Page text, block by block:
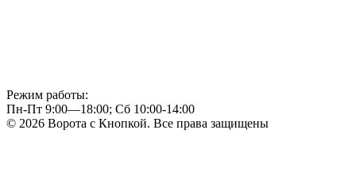
Режим работы:
Пн-Пт 9:00—18:00; Сб 10:00-14:00
© 2026 Ворота с Кнопкой. Все права защищены